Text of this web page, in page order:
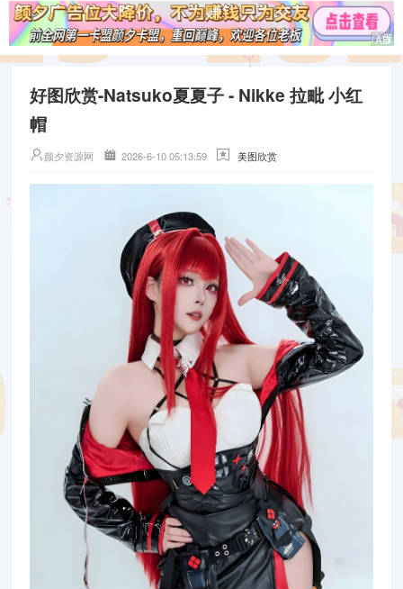
好图欣赏-Natsuko夏夏子 - Nikke 拉毗 小红
帽
颜夕资源网 2026-6-10 05:13:59 美图欣赏